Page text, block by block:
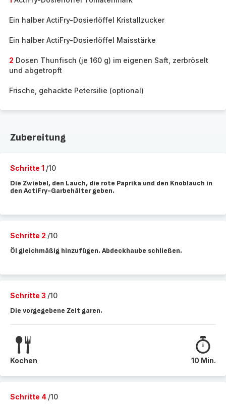
Ein halber ActiFry-Dosierlöffel Kristallzucker
Ein halber ActiFry-Dosierlöffel Maisstärke
2 Dosen Thunfisch (je 160 g) im eigenen Saft, zerbröselt
und abgetropft
Frische, gehackte Petersilie (optional)
Zubereitung
Schritte 1 /10
Die Zwiebel, den Lauch, die rote Paprika und den Knoblauch in
den ActiFry-Garbehälter geben.
Schritte 2 /10
Öl gleichmäßig hinzufügen. Abdeckhaube schließen.
Schritte 3 /10
Die vorgegebene Zeit garen.
Kochen 10 Min.
Schritte 4 /10